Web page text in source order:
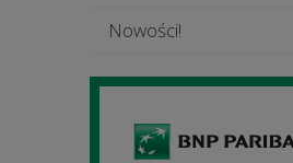
Nowości!